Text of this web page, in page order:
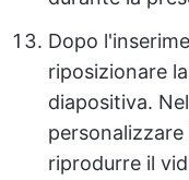
Dopo
riposizionare
diapositiva.
riprodurre il